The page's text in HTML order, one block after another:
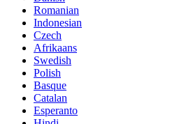
Romanian
Indonesian
Czech
Afrikaans
Swedish
Polish
Basque
Catalan
Esperanto